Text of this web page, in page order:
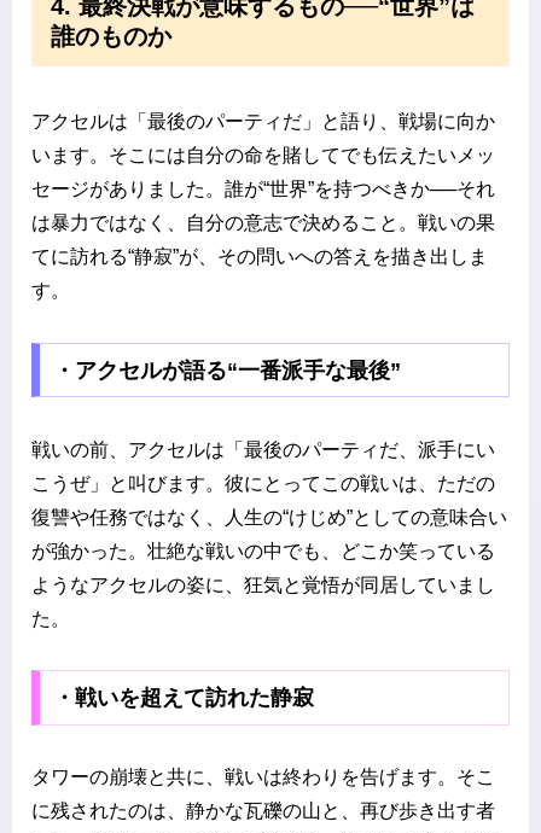
4. 最終決戦が意味するもの──“世界”は
誰のものか
アクセルは「最後のパーティだ」と語り、戦場に向か
います。そこには自分の命を賭してでも伝えたいメッ
セージがありました。誰が“世界”を持つべきか──それ
は暴力ではなく、自分の意志で決めること。戦いの果
てに訪れる“静寂”が、その問いへの答えを描き出しま
す。
・アクセルが語る“一番派手な最後”
戦いの前、アクセルは「最後のパーティだ、派手にい
こうぜ」と叫びます。彼にとってこの戦いは、ただの
復讐や任務ではなく、人生の“けじめ”としての意味合い
が強かった。壮絶な戦いの中でも、どこか笑っている
ようなアクセルの姿に、狂気と覚悟が同居していまし
た。
・戦いを超えて訪れた静寂
タワーの崩壊と共に、戦いは終わりを告げます。そこ
に残されたのは、静かな瓦礫の山と、再び歩き出す者